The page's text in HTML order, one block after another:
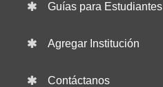
Guías para Estudiantes
Agregar Institución
Contáctanos